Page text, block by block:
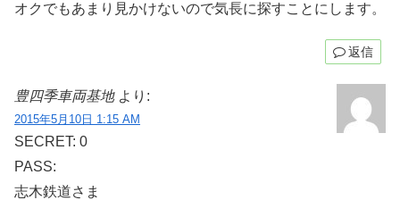
オクでもあまり見かけないので気長に探すことにします。
返信
豊四季車両基地 より:
2015年5月10日 1:15 AM
SECRET: 0
PASS:
志木鉄道さま